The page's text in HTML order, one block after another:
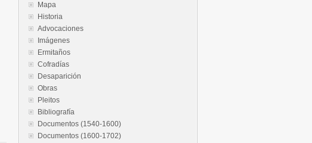
Mapa
Historia
Advocaciones
Imágenes
Ermitaños
Cofradías
Desaparición
Obras
Pleitos
Bibliografía
Documentos (1540-1600)
Documentos (1600-1702)